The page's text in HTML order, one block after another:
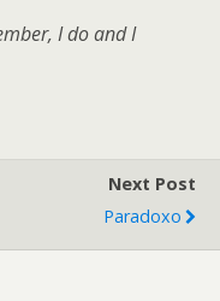
I do and I
Next Post
Paradoxo